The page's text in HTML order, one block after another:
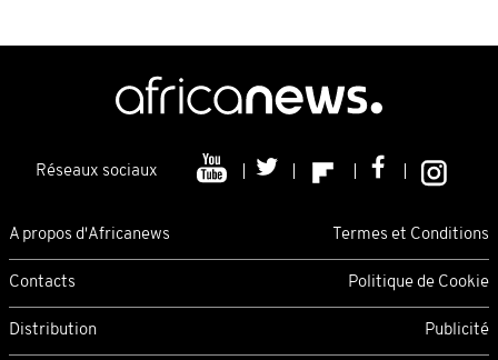
Réseaux sociaux
A propos d'Africanews Termes et Conditions
Contacts Politique de Cookie
Distribution Publicité